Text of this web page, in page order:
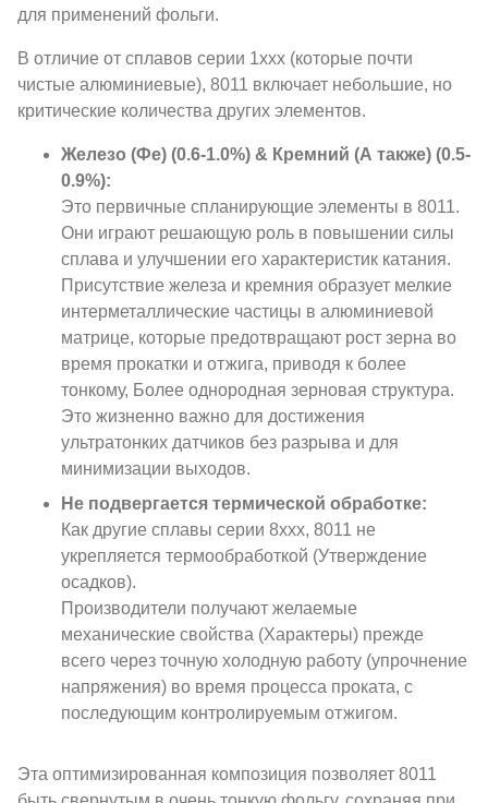
для применений фольги.
В отличие от сплавов серии 1xxx (которые почти
чистые алюминиевые), 8011 включает небольшие, но
критические количества других элементов.
Железо (Фе) (0.6-1.0%) & Кремний (А также) (0.5-
0.9%):
Это первичные спланирующие элементы в 8011.
Они играют решающую роль в повышении силы
сплава и улучшении его характеристик катания.
Присутствие железа и кремния образует мелкие
интерметаллические частицы в алюминиевой
матрице, которые предотвращают рост зерна во
время прокатки и отжига, приводя к более
тонкому, Более однородная зерновая структура.
Это жизненно важно для достижения
ультратонких датчиков без разрыва и для
минимизации выходов.
Не подвергается термической обработке:
Как другие сплавы серии 8xxx, 8011 не
укрепляется термообработкой (Утверждение
осадков).
Производители получают желаемые
механические свойства (Характеры) прежде
всего через точную холодную работу (упрочнение
напряжения) во время процесса проката, с
последующим контролируемым отжигом.
Эта оптимизированная композиция позволяет 8011